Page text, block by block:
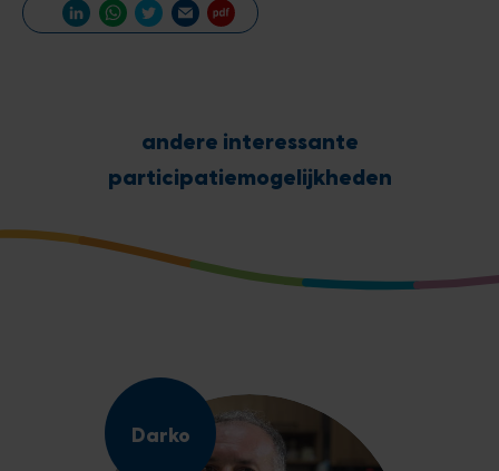
andere interessante
participatiemogelijkheden
Darko